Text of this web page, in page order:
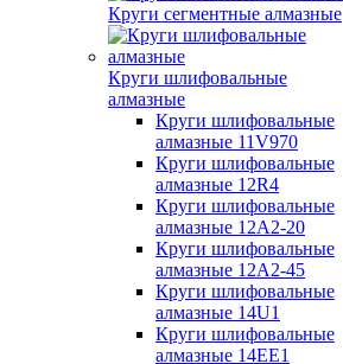
Круги сегментные алмазные
Круги шлифовальные
алмазные
Круги шлифовальные
алмазные 11V970
Круги шлифовальные
алмазные 12R4
Круги шлифовальные
алмазные 12А2-20
Круги шлифовальные
алмазные 12А2-45
Круги шлифовальные
алмазные 14U1
Круги шлифовальные
алмазные 14ЕЕ1